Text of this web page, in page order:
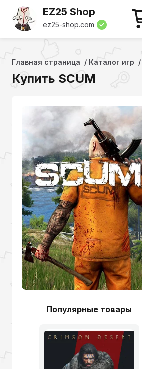
EZ25 Shop
ez25-shop.com
Главная страница Каталог игр
Купить SCUM
Популярные товары